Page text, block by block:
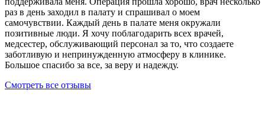
раз в день заходил в палату и спрашивал о моем
самочувствии. Каждый день в палате меня окружали
позитивные люди. Я хочу поблагодарить всех врачей,
медсестер, обслуживающий персонал за то, что создаете
заботливую и непринужденную атмосферу в клинике.
Большое спасибо за все, за веру и надежду.
Смотреть все отзывы